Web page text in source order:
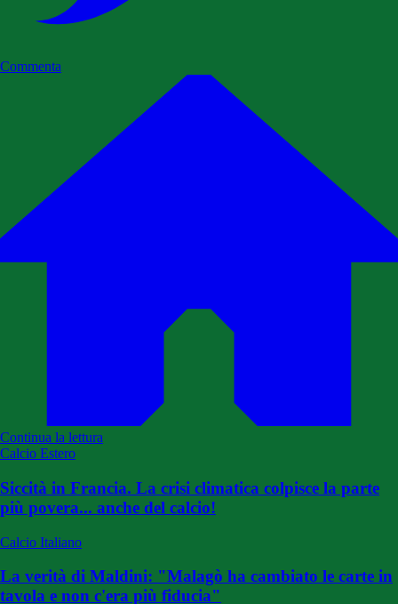
Commenta
Continua la lettura
Calcio Estero
Siccità in Francia. La crisi climatica colpisce la parte
più povera... anche del calcio!
Calcio Italiano
La verità di Maldini: "Malagò ha cambiato le carte in
tavola e non c'era più fiducia"